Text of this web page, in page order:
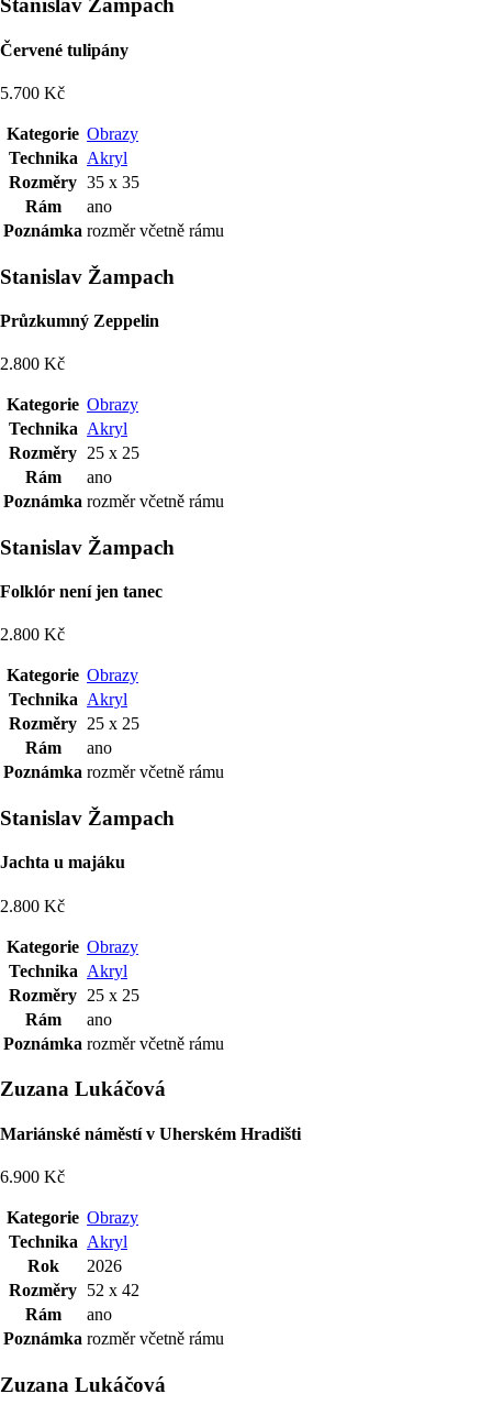
Stanislav Žampach
Červené tulipány
5.700 Kč
Kategorie Obrazy
Technika Akryl
Rozměry 35 x 35
Rám
ano
Poznámka rozměr včetně rámu
Stanislav Žampach
Průzkumný Zeppelin
2.800 Kč
Kategorie Obrazy
Technika Akryl
Rozměry 25 x 25
Rám
ano
Poznámka rozměr včetně rámu
Stanislav Žampach
Folklór není jen tanec
2.800 Kč
Kategorie Obrazy
Technika Akryl
Rozměry 25 x 25
Rám
ano
Poznámka rozměr včetně rámu
Stanislav Žampach
Jachta u majáku
2.800 Kč
Kategorie Obrazy
Technika Akryl
Rozměry 25 x 25
Rám
ano
Poznámka rozměr včetně rámu
Zuzana Lukáčová
Mariánské náměstí v Uherském Hradišti
6.900 Kč
Kategorie Obrazy
Technika Akryl
Rok
2026
Rozměry 52 x 42
Rám
ano
Poznámka rozměr včetně rámu
Zuzana Lukáčová